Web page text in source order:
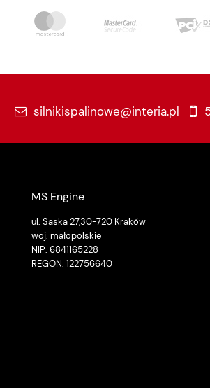
silnikispalinowe@interia.pl
MS Engine
ul. Saska 27,30-720 Kraków
woj. małopolskie
NIP: 6841165228
REGON: 122756640